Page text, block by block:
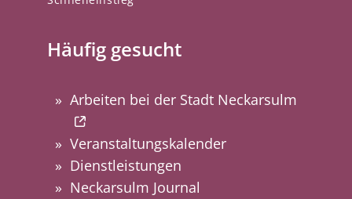
Häufig gesucht
Arbeiten bei der Stadt Neckarsulm
Veranstaltungskalender
Dienstleistungen
Neckarsulm Journal